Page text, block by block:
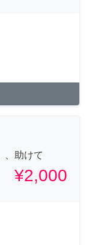
、助けて
¥2,000